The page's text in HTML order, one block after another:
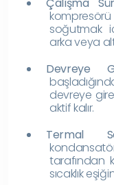
soğutmak
arka veya
Devreye
devreye
aktif kalır.
Termal
tarafından
sıcaklık